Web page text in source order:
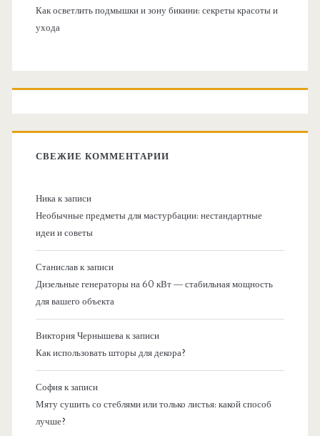
Как осветлить подмышки и зону бикини: секреты красоты и
ухода
СВЕЖИЕ КОММЕНТАРИИ
Никак записи
Необычные предметы для мастурбации: нестандартные
идеи и советы
Станиславк записи
Дизельные генераторы на 60 кВт — стабильная мощность
для вашего объекта
Виктория Чернышевак записи
Как использовать шторы для декора?
Софияк записи
Мяту сушить со стеблями или только листья: какой способ
лучше?